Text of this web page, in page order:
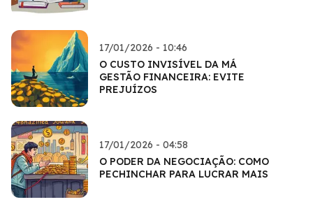
17/01/2026 - 10:46
O CUSTO INVISÍVEL DA MÁ
GESTÃO FINANCEIRA: EVITE
PREJUÍZOS
17/01/2026 - 04:58
O PODER DA NEGOCIAÇÃO: COMO
PECHINCHAR PARA LUCRAR MAIS